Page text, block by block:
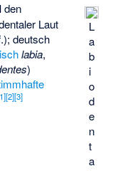
L
a
b
i
o
d
e
n
t
a
den
Laut
deutsch
labia,
)
[2][3]